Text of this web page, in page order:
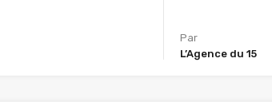
Par
L’Agence du 15